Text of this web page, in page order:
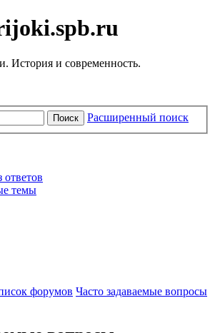
История и современность.
Поиск Расширенный поиск
ответов
темы
форумов Часто задаваемые вопросы